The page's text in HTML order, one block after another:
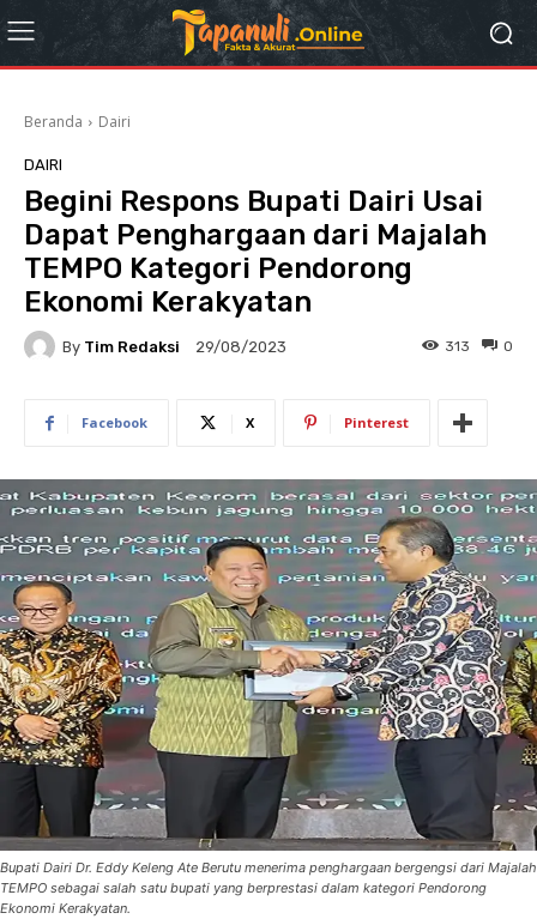
Beranda Dairi
DAIRI
Begini Respons Bupati Dairi Usai
Dapat Penghargaan dari Majalah
TEMPO Kategori Pendorong
Ekonomi Kerakyatan
By Tim Redaksi 29/08/2023 0
313
Facebook X Pinterest
Bupati Dairi Dr. Eddy Keleng Ate Berutu menerima penghargaan bergengsi dari Majalah
TEMPO sebagai salah satu bupati yang berprestasi dalam kategori Pendorong
Ekonomi Kerakyatan.